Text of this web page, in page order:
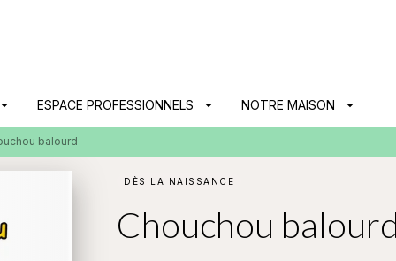
arrow_drop_down ESPACE PROFESSIONNELS arrow_drop_down NOTRE MAISON arrow_drop_down
balourd
DÈS LA NAISSANCE
Chouchou balourd